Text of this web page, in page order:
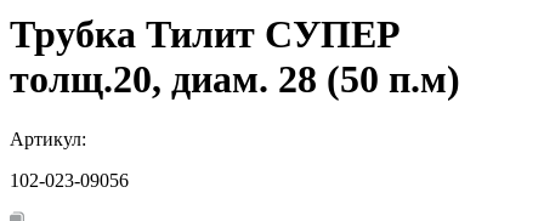
Трубка Тилит СУПЕР
толщ.20, диам. 28 (50 п.м)
Артикул:
102-023-09056